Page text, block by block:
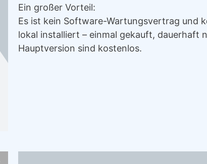
Ein großer Vorteil:
Es ist kein Software-Wartungsvertrag und
lokal installiert – einmal gekauft, dauerhaft
Hauptversion sind kostenlos.